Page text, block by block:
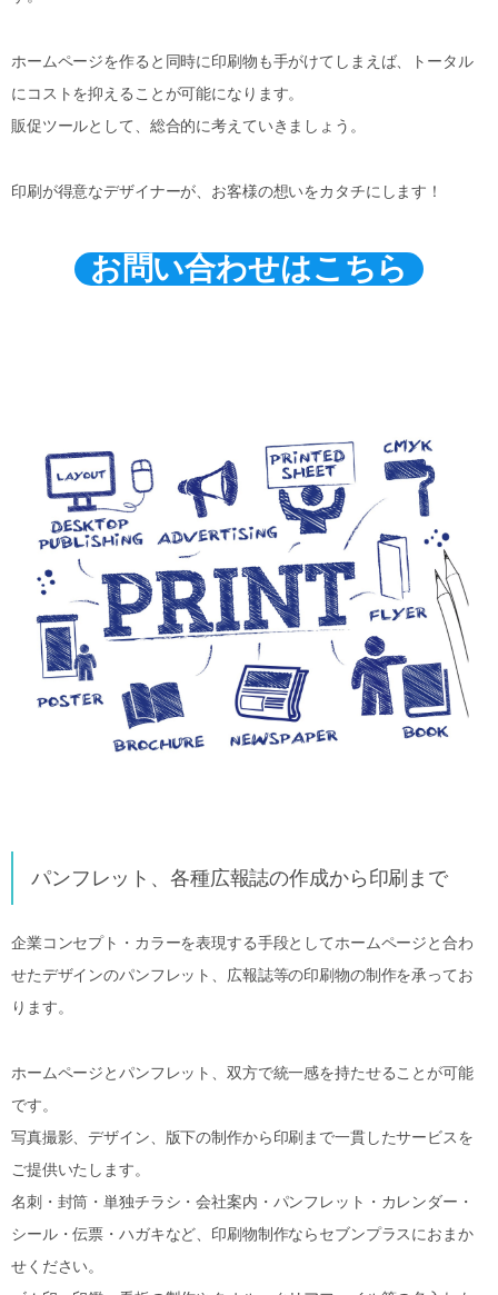
ホームページを作ると同時に印刷物も手がけてしまえば、トータル
にコストを抑えることが可能になります。
販促ツールとして、総合的に考えていきましょう。
印刷が得意なデザイナーが、お客様の想いをカタチにします！
お問い合わせはこちら
パンフレット、各種広報誌の作成から印刷まで
企業コンセプト・カラーを表現する手段としてホームページと合わ
せたデザインのパンフレット、広報誌等の印刷物の制作を承ってお
ります。
ホームページとパンフレット、双方で統一感を持たせることが可能
です。
写真撮影、デザイン、版下の制作から印刷まで一貫したサービスを
ご提供いたします。
名刺・封筒・単独チラシ・会社案内・パンフレット・カレンダー・
シール・伝票・ハガキなど、印刷物制作ならセブンプラスにおまか
せください。